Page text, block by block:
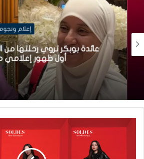
إعلام ونجوم
عائدة بوبكر تروي رحلتها من
أول ظهور إعلامي منذ 20 سنة